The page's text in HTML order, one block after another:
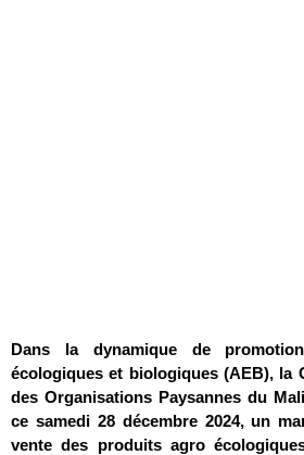
Dans la dynamique de
écologiques et biologiques (AEB), la
des Organisations Paysannes du
ce samedi 28 décembre 2024, un
vente des produits agro